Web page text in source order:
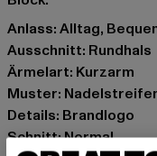
Anlass: Alltag,
Ausschnitt: Rundhals
Ärmelart: Kurzarm
Muster:
Details: Brandlogo
Schnitt: Normal